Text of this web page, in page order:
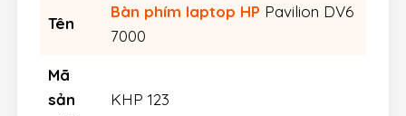
Tên
Bàn phím laptop HP Pavilion DV6
7000
Mã
sản
KHP 123